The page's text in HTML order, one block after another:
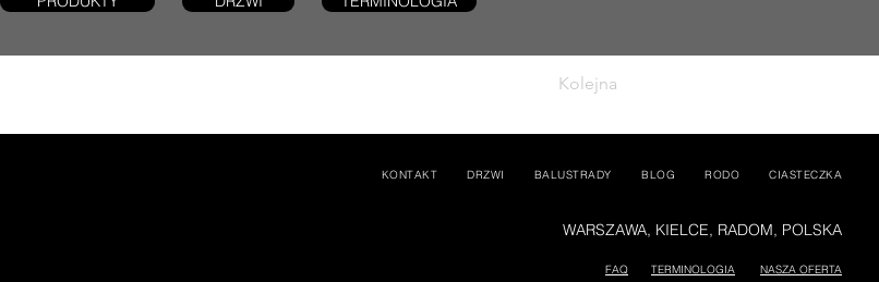
Kolejna
KONTAKT DRZWI BALUSTRADY BLOG RODO CIASTECZKA
WARSZAWA, KIELCE, RADOM, POLSKA
FAQ TERMINOLOGIA NASZA OFERTA